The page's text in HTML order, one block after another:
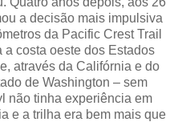
a decisão mais impulsiva
da Pacific Crest Trail
a costa oeste dos Estados
através da Califórnia e do
de Washington – sem
não tinha experiência em
e a trilha era bem mais que